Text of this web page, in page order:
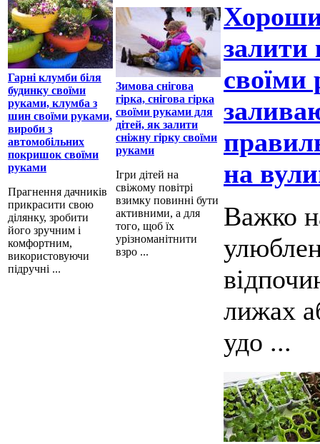
Гарні клумби біля
будинку своїми
руками, клумба з
шин своїми руками,
вироби з
автомобільних
покришок своїми
руками
Прагнення дачників
прикрасити свою
ділянку, зробити
його зручним і
комфортним,
використовуючи
підручні ...
Зимова снігова
гірка, снігова гірка
своїми руками для
дітей, як залити
сніжну гірку своїми
руками
Ігри дітей на
свіжому повітрі
взимку повинні бути
активними, а для
того, щоб їх
урізноманітнити
взро ...
залити
на
Важко
лижах
удо ...